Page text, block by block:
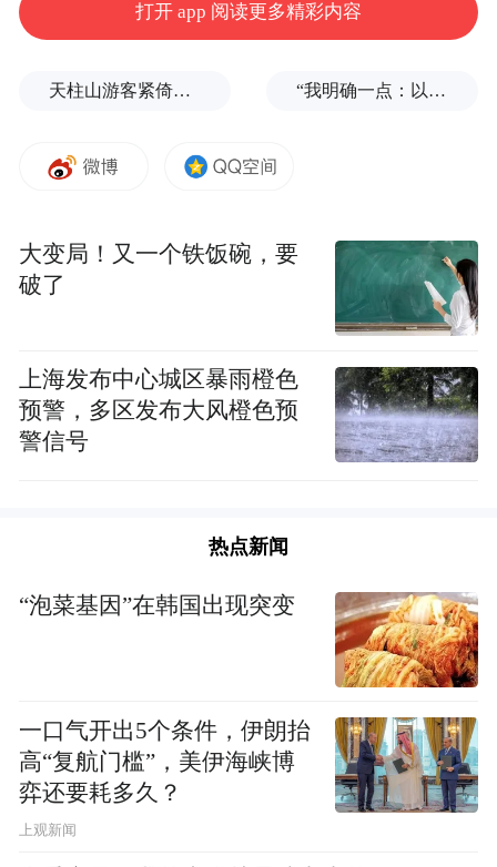
资料图片：这是在包头稀土博物馆拍摄的一
白云鄂博矿是世界最大的稀土矿床，也是中
国矿物资源宝库，此前已发现210余种矿物。
赵来时表示，钕黄河矿的发现，进一步彰显
赵来时介绍，团队在开展项目研究时，通过
系统野外地质调查及地球化学分析，揭示了
白云鄂博矿床的稀土元素配分模式及赋存规
律。在此基础上，已建立白云鄂博矿床的矿
体分带特征及矿床成因模型。
钕黄河矿便是在该成矿模型理论指导下，通
过矿物微区分析取得的新发现。此前，团队
打开 app 阅读更多精彩内容
天柱山游客紧倚护栏扶手缓步下山，险被台风吹飞 “我明确一点：以色列不接受！”内塔尼亚胡为何如此公开地挑衅特朗普？
大变局！又一个铁饭碗，要
破了
上海发布中心城区暴雨橙色
预警，多区发布大风橙色预
警信号
热点新闻
“泡菜基因”在韩国出现突变
一口气开出5个条件，伊朗抬
高“复航门槛”，美伊海峡博
弈还要耗多久？
上观新闻